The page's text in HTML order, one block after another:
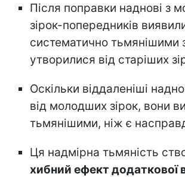
Після поправки наднові з
зірок-попередників
систематично тьмянішими
утворилися від старіших
Оскільки віддаленіші
від молодших зірок, вони
тьмянішими, ніж є
Ця надмірна тьмяність
хибний ефект додаткової